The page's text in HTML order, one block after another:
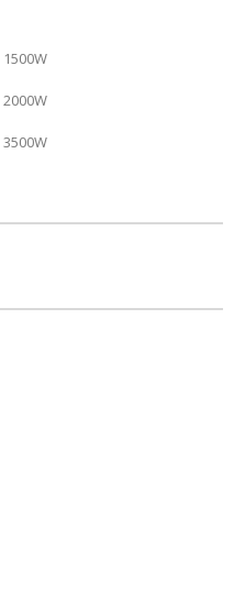
1500W
2000W
3500W